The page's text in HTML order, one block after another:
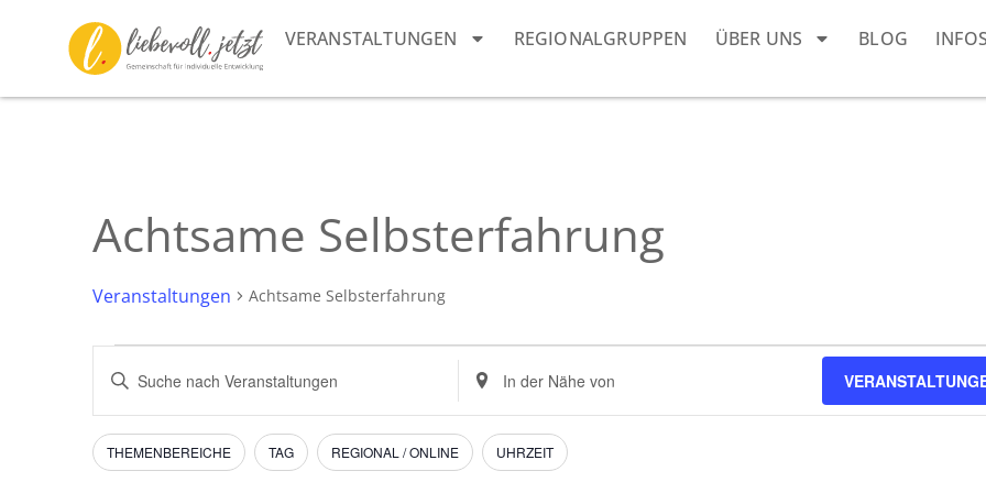
VERANSTALTUNGEN REGIONALGRUPPEN ÜBER UNS BLOG INFOS
Achtsame Selbsterfahrung
Veranstaltungen Achtsame Selbsterfahrung
Veranstaltungen
Suche
und
Bitte
Schlüsselwort
Suche
nach
Veranstaltungen
Schlüsselwort.
Standort
eingeben.
Suche
nach
Veranstaltungen.
Filter
Das
Ändern
THEMENBEREICHE TAG REGIONAL / ONLINE UHRZEIT